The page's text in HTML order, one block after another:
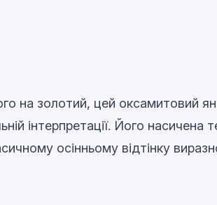
на золотий, цей оксамитовий
інтерпретації. Його насичена
осінньому відтінку